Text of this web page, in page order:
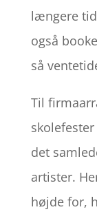
længere
også
så
Til
det
artister.
højde for,